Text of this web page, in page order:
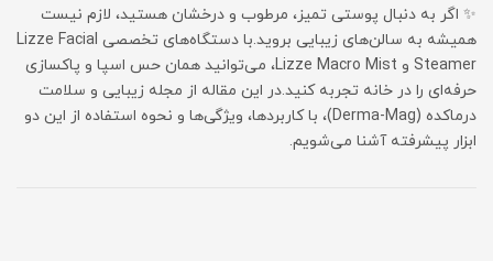
✨ اگر به دنبال پوستی تمیز، مرطوب و درخشان هستید، لازم نیست
همیشه به سالن‌های زیبایی بروید.با دستگاه‌های تخصصی Lizze Facial
Steamer و Lizze Macro Mist، می‌توانید همان حس اسپا و پاکسازی
حرفه‌ای را در خانه تجربه کنید.در این مقاله از مجله زیبایی و سلامت
درماکده (Derma-Mag)، با کاربردها، ویژگی‌ها و نحوه استفاده از این دو
ابزار پیشرفته آشنا می‌شویم.